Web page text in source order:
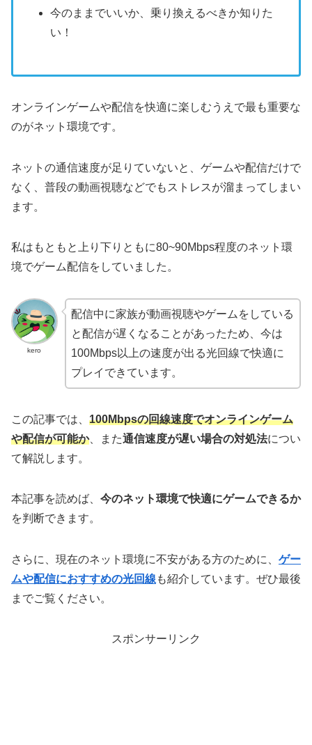
今のままでいいか、乗り換えるべきか知りた
い！
オンラインゲームや配信を快適に楽しむうえで最も重要な
のがネット環境です。
ネットの通信速度が足りていないと、ゲームや配信だけで
なく、普段の動画視聴などでもストレスが溜まってしまい
ます。
私はもともと上り下りともに80~90Mbps程度のネット環
境でゲーム配信をしていました。
kero
配信中に家族が動画視聴やゲームをしている
と配信が遅くなることがあったため、今は
100Mbps以上の速度が出る光回線で快適に
プレイできています。
この記事では、 100Mbpsの回線速度でオンラインゲーム
や配信が可能か、また通信速度が遅い場合の対処法につい
て解説します。
本記事を読めば、 今のネット環境で快適にゲームできるか
を判断できます。
さらに、現在のネット環境に不安がある方のために、 ゲー
ムや配信におすすめの光回線も紹介しています。ぜひ最後
までご覧ください。
スポンサーリンク